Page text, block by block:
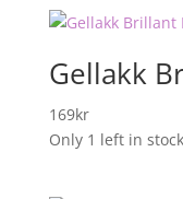
Gellakk
169kr
Only 1 left in stock